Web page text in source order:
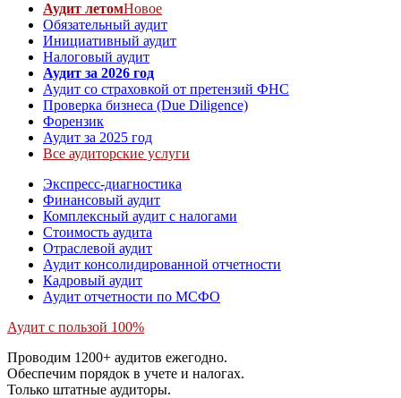
Аудит летомНовое
Обязательный аудит
Инициативный аудит
Налоговый аудит
Аудит за 2026 год
Аудит со страховкой от претензий ФНС
Проверка бизнеса (Due Diligence)
Форензик
Аудит за 2025 год
Все аудиторские услуги
Экспресс-диагностика
Финансовый аудит
Комплексный аудит с налогами
Стоимость аудита
Отраслевой аудит
Аудит консолидированной отчетности
Кадровый аудит
Аудит отчетности по МСФО
Аудит с пользой 100%
Проводим 1200+ аудитов ежегодно.
Обеспечим порядок в учете и налогах.
Только штатные аудиторы.